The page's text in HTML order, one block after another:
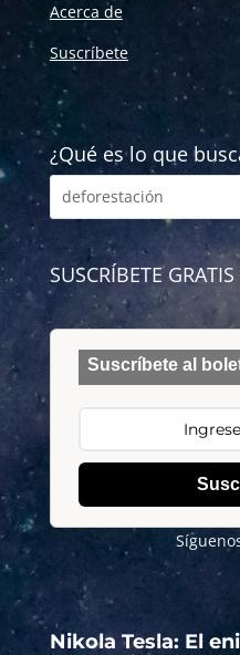
Acerca de
Suscríbete
¿Qué es lo que
SUSCRÍBETE
Suscríbete al
Nikola Tesla: El